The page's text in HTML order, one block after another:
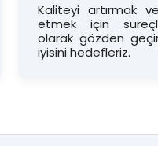
Kaliteyi artırmak
etmek için
olarak gözden
iyisini hedefleriz.